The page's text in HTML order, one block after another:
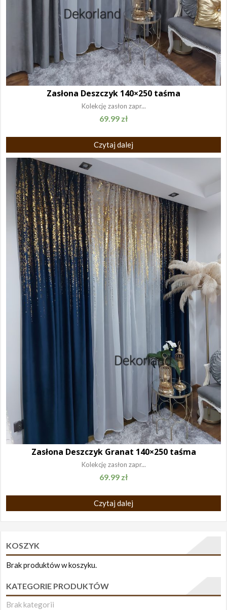
Zasłona Deszczyk 140×250 taśma
Kolekcję zasłon zapr...
69.99 zł
Czytaj dalej
Zasłona Deszczyk Granat 140×250 taśma
Kolekcję zasłon zapr...
69.99 zł
Czytaj dalej
KOSZYK
Brak produktów w koszyku.
KATEGORIE PRODUKTÓW
Brak kategorii